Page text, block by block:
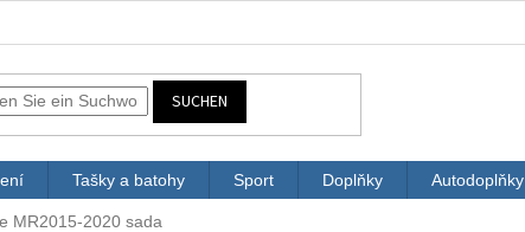
SUCHEN
Tašky a batohy Sport Doplňky Autodoplňky
MR2015-2020 sada